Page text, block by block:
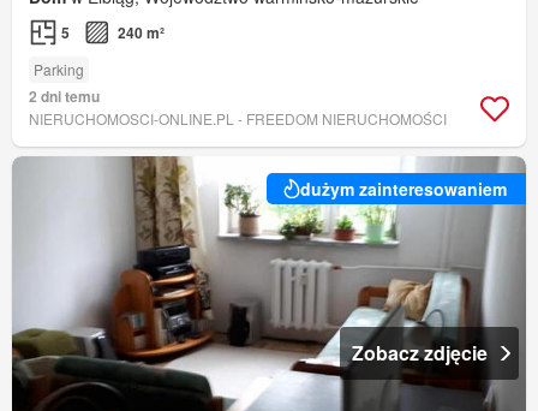
5 240 m²
Parking
2 dni temu
NIERUCHOMOSCI-ONLINE.PL - FREEDOM NIERUCHOMOŚCI
dużym zainteresowaniem
Zobacz zdjęcie